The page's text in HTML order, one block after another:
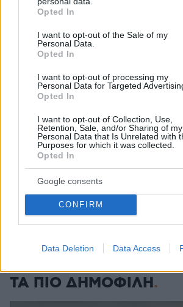
grant or deny consent to Google and its
use your data for below specified
consent section.
Opted In
I want to opt-out of the Sale of my
Personal Data.
Opted In
I want to opt-out of processing my
Personal Data for Targeted
Opted In
I want to opt-out of Collection, Use,
Retention, Sale, and/or Sharing of my
Personal Data that Is Unrelated with
Purposes for which it was collected.
Opted In
Google consents
CONFIRM
Data Deletion Data Access
παιδιά φώναζαν για βοήθεια
5 συναρπαστικά εστιατόρια στο Παρίσι
πριν 21 λεπτά
Ο αδερφός της Αντζελίνα Τζολί
γκέι: Κουράστηκα να κρύβομαι,
Αποχωρούν ακόμη δύο στελέχη από το
Καρυστιανού, καταγγέλλουν έλλειψη
Συνελήφθησαν ο διευθυντής κι ο
του ΔΕΔΔΗΕ στην Άρτα για τη φωτιά
πριν 27 λεπτά
ΔΕΙΤΕ ΟΛΕΣ ΤΙΣ ΕΙΔΗΣΕΙΣ
ΤΑ ΠΙΟ ΔΗΜΟΦΙΛΗ